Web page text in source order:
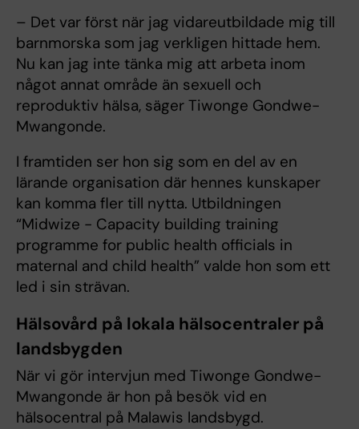
– Det var först när jag vidareutbildade mig till
barnmorska som jag verkligen hittade hem.
Nu kan jag inte tänka mig att arbeta inom
något annat område än sexuell och
reproduktiv hälsa, säger Tiwonge Gondwe-
Mwangonde.
I framtiden ser hon sig som en del av en
lärande organisation där hennes kunskaper
kan komma fler till nytta. Utbildningen
“Midwize - Capacity building training
programme for public health officials in
maternal and child health” valde hon som ett
led i sin strävan.
Hälsovård på lokala hälsocentraler på
landsbygden
När vi gör intervjun med Tiwonge Gondwe-
Mwangonde är hon på besök vid en
hälsocentral på Malawis landsbygd.